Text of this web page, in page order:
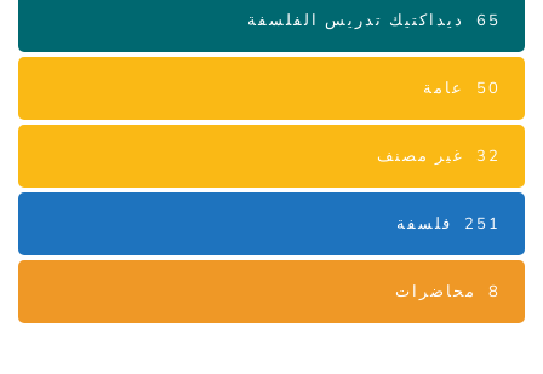
ديداكتيك تدريس الفلسفة 65
عامة 50
غير مصنف 32
فلسفة 251
محاضرات 8